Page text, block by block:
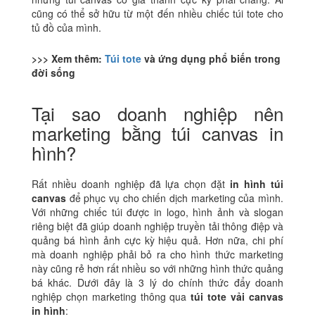
cũng có thể sở hữu từ một đến nhiều chiếc túi tote cho
tủ đồ của mình.
>>> Xem thêm: Túi totevà ứng dụng phổ biến trong
đời sống
Tại sao doanh nghiệp nên
marketing bằng túi canvas in
hình?
Rất nhiều doanh nghiệp đã lựa chọn đặt in hình túi
canvasđể phục vụ cho chiến dịch marketing của mình.
Với những chiếc túi được in logo, hình ảnh và slogan
riêng biệt đã giúp doanh nghiệp truyền tải thông điệp và
quảng bá hình ảnh cực kỳ hiệu quả. Hơn nữa, chi phí
mà doanh nghiệp phải bỏ ra cho hình thức marketing
này cũng rẻ hơn rất nhiều so với những hình thức quảng
bá khác. Dưới đây là 3 lý do chính thức đẩy doanh
nghiệp chọn marketing thông quatúi tote vải canvas
in hình: